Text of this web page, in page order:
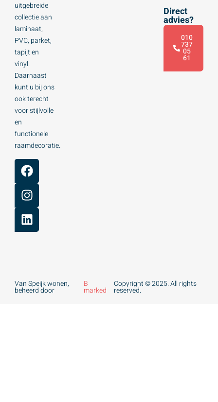
uitgebreide
collectie aan
laminaat,
PVC, parket,
tapijt en
vinyl.
Daarnaast
kunt u bij ons
ook terecht
voor stijlvolle
en
functionele
raamdecoratie.
Direct
advies?
010
737
05
61
Van Speijk wonen,
beheerd door
B
marked
Copyright © 2025. All rights
reserved.